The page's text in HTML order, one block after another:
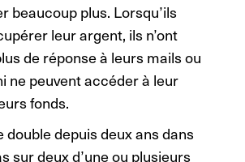
beaucoup plus. Lorsqu’ils
leur argent, ils n’ont
de réponse à leurs mails ou
ne peuvent accéder à leur
fonds.
double depuis deux ans dans
sur deux d’une ou plusieurs